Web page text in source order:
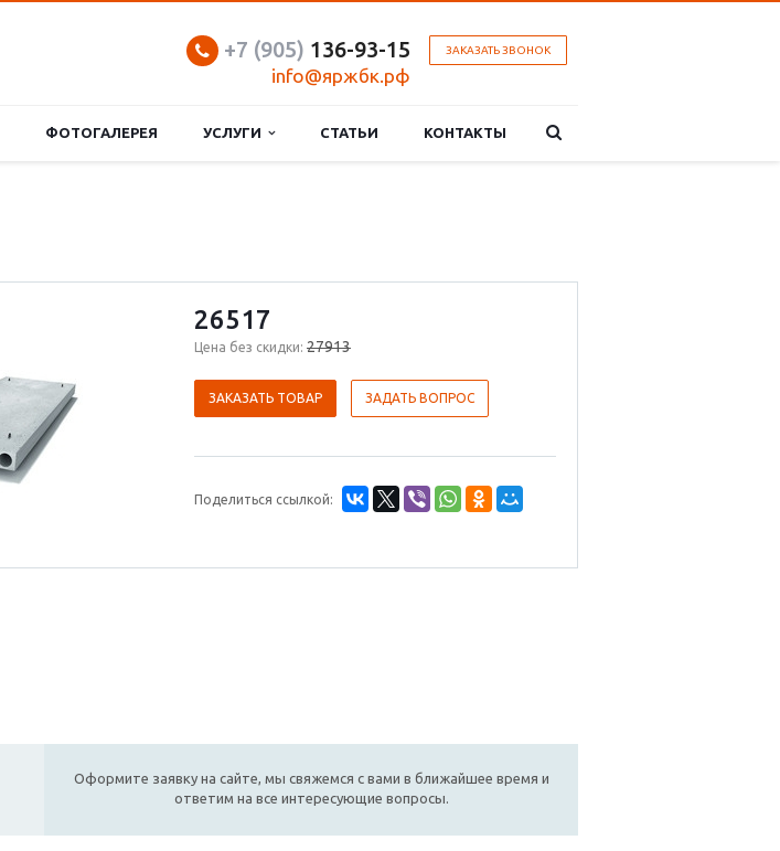
ЗАКАЗАТЬ ЗВОНОК
+7 (905) 136-93-15
info@яржбк.рф
ФОТОГАЛЕРЕЯ УСЛУГИ СТАТЬИ КОНТАКТЫ
26517
Цена без скидки: 27913
ЗАКАЗАТЬ ТОВАР ЗАДАТЬ ВОПРОС
Поделиться ссылкой:
Оформите заявку на сайте, мы свяжемся с вами в ближайшее время и
ответим на все интересующие вопросы.